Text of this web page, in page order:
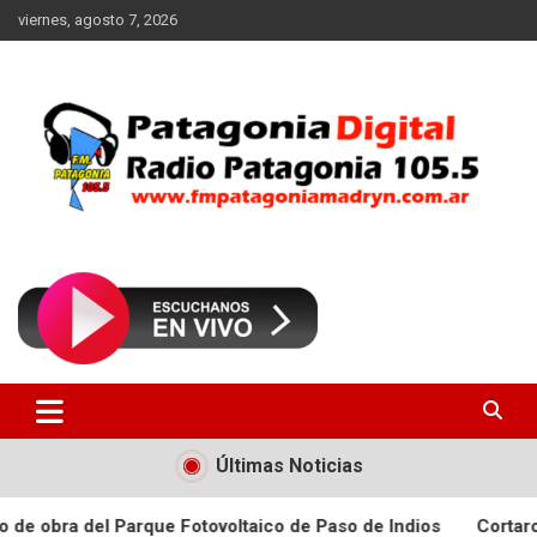
Saltar
al
viernes, agosto 7, 2026
FM Patagonia Madryn
Últimas Noticias
Parque Fotovoltaico de Paso de Indios Cortaron la Ruta